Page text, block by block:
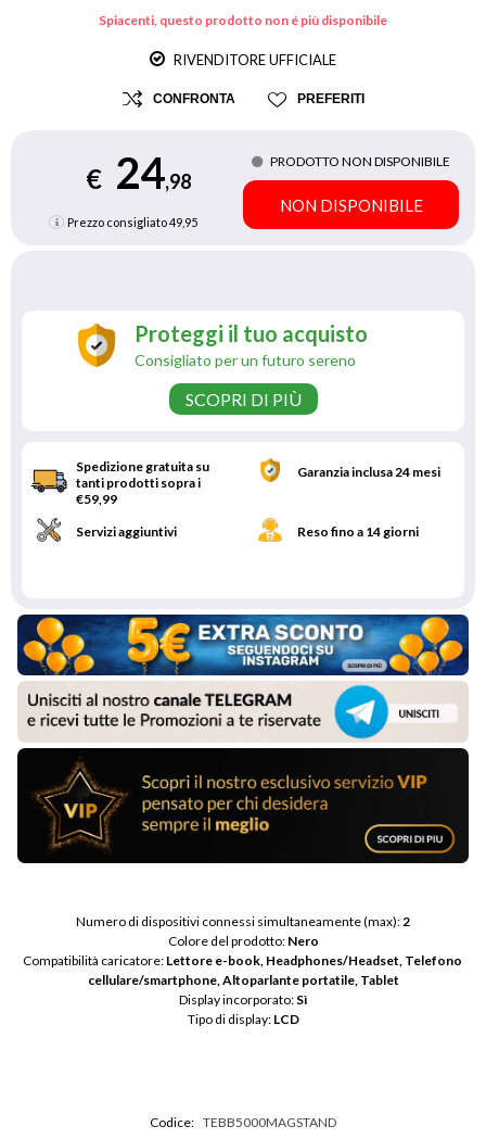
Spiacenti, questo prodotto non é più disponibile
RIVENDITORE UFFICIALE
CONFRONTA PREFERITI
€ 24,98
Prezzo consigliato49,95
PRODOTTO NON DISPONIBILE
NON DISPONIBILE
Proteggi il tuo acquisto
Consigliato per un futuro sereno
SCOPRI DI PIÙ
Spedizione gratuita su
tanti prodotti sopra i
€59,99
Garanzia inclusa 24 mesi
Servizi aggiuntivi Reso fino a 14 giorni
Numero di dispositivi connessi simultaneamente (max): 2
Colore del prodotto: Nero
Compatibilità caricatore: Lettore e-book, Headphones/Headset, Telefono
cellulare/smartphone, Altoparlante portatile, Tablet
Display incorporato: Sì
Tipo di display: LCD
Codice: TEBB5000MAGSTAND